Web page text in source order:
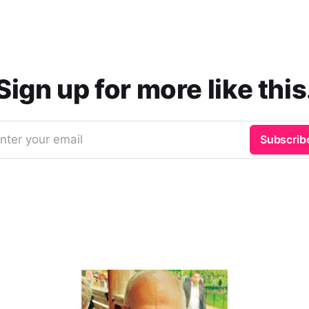
up for more like
your email